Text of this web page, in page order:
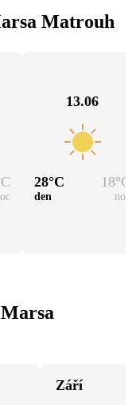
Matrouh
13.06
28°C 18°C
den noc
Září